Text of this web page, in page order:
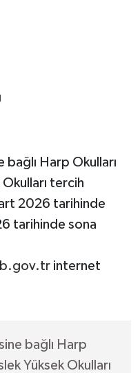
Harp Okulları
tercih
2026 tarihinde
tarihinde sona
internet
bağlı Harp
Yüksek Okulları